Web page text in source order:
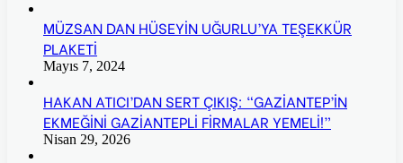
MÜZSAN DAN HÜSEYİN UĞURLU’YA TEŞEKKÜR
PLAKETİ
Mayıs 7, 2024
HAKAN ATICI’DAN SERT ÇIKIŞ: “GAZİANTEP’İN
EKMEĞİNİ GAZİANTEPLİ FİRMALAR YEMELİ!”
Nisan 29, 2026